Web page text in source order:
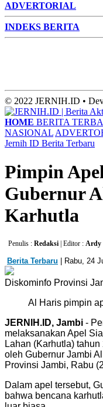
ADVERTORIAL
INDEKS BERITA
© 2022 JERNIH.ID •
HOME BERITA
NASIONAL
Jernih ID Berita Terbaru
Pimpin
Gubernur
Karhutla
Penulis : Redaksi | Editor : Ardy
Berita Terbaru | Rabu, 24
Diskominfo Provinsi
Al Haris pimpin
JERNIH.ID, Jambi -
melaksanakan Apel
Lahan (Karhutla)
oleh Gubernur Jambi
Provinsi Jambi, Rabu
Dalam apel tersebut,
bahwa bencana